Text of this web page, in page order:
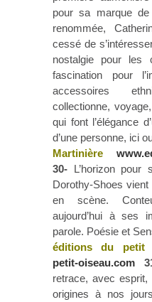
pour sa marque
renommée,
cessé de
nostalgie pour les
fascination pour
accessoires
collectionne,
qui font l’élégance
d’une personne, ici
Martinière
30- L’horizon pour
Dorothy-Shoes
en scène.
aujourd’hui à ses
parole. Poésie et
éditions du petit
petit-oiseau.com
retrace, avec esprit,
origines à nos